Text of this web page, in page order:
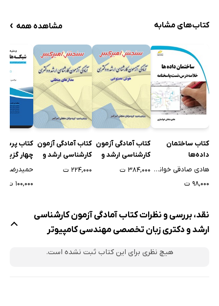
کتاب‌های مشابه مشاهده همه ›
کتاب ساختمان
داده‌ها
هادی صادقی خوانساری
۹۸,۰۰۰ ت
کتاب آمادگی آزمون
کارشناسی ارشد و
دکتری هوش
۳۸۴,۰۰۰ ت
کتاب آمادگی آزمون
کارشناسی ارشد و
دکتری مدارهای
۲۲۴,۰۰۰ ت
کتاب
چهار
شبکه‌های
۱۰۰,۰۰۰ ت
نقد، بررسی و نظرات کتاب آمادگی آزمون کارشناسی
ارشد و دکتری زبان تخصصی مهندسی کامپیوتر
هیچ نظری برای این کتاب ثبت نشده است.